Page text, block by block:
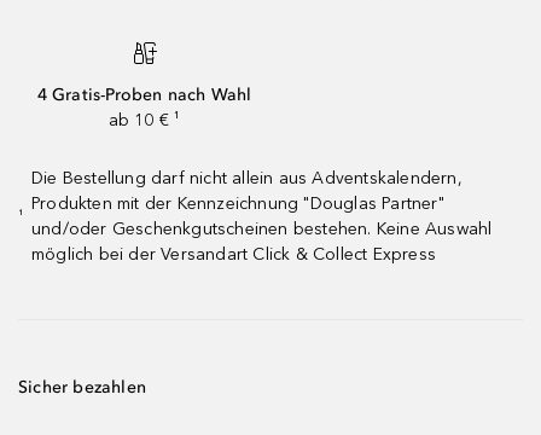
4 Gratis-Proben nach Wahl
ab 10 € ¹
¹
Die Bestellung darf nicht allein aus Adventskalendern,
Produkten mit der Kennzeichnung "Douglas Partner"
und/oder Geschenkgutscheinen bestehen. Keine Auswahl
möglich bei der Versandart Click & Collect Express
Sicher bezahlen